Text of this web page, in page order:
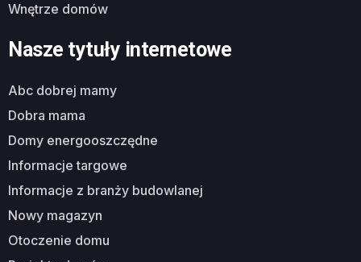
wnętrze domów
Nasze tytuły internetowe
abc dobrej mamy
dobra mama
domy energooszczędne
informacje targowe
informacje z branży budowlanej
nowy magazyn
otoczenie domu